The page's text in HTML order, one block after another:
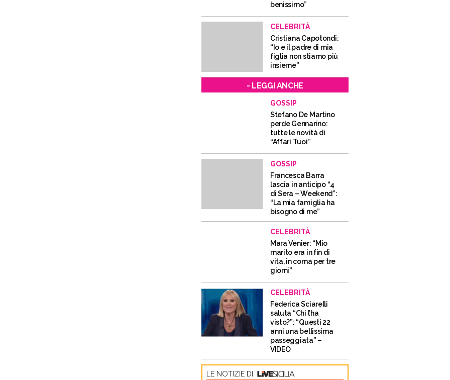
benissimo”
CELEBRITÀ
Cristiana Capotondi:
“Io e il padre di mia
figlia non stiamo più
insieme”
- LEGGI ANCHE
GOSSIP
Stefano De Martino
perde Gennarino:
tutte le novità di
“Affari Tuoi”
GOSSIP
Francesca Barra
lascia in anticipo “4
di Sera – Weekend”:
“La mia famiglia ha
bisogno di me”
CELEBRITÀ
Mara Venier: “Mio
marito era in fin di
vita, in coma per tre
giorni”
CELEBRITÀ
Federica Sciarelli
saluta “Chi l’ha
visto?”: “Questi 22
anni una bellissima
passeggiata” –
VIDEO
LE NOTIZIE DI